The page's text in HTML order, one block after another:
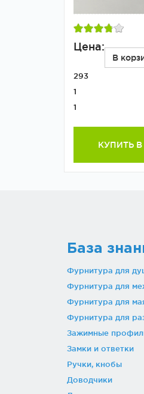
Цена:
В
293
1
1
КУПИТЬ
База
Фурнитура для
Фурнитура для
Фурнитура для
Фурнитура для
Зажимные
Замки и ответки
Ручки, кнобы
Доводчики